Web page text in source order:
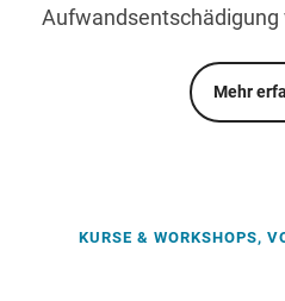
Aufwandsentschädigung
Mehr
KURSE & WORKSHOPS,